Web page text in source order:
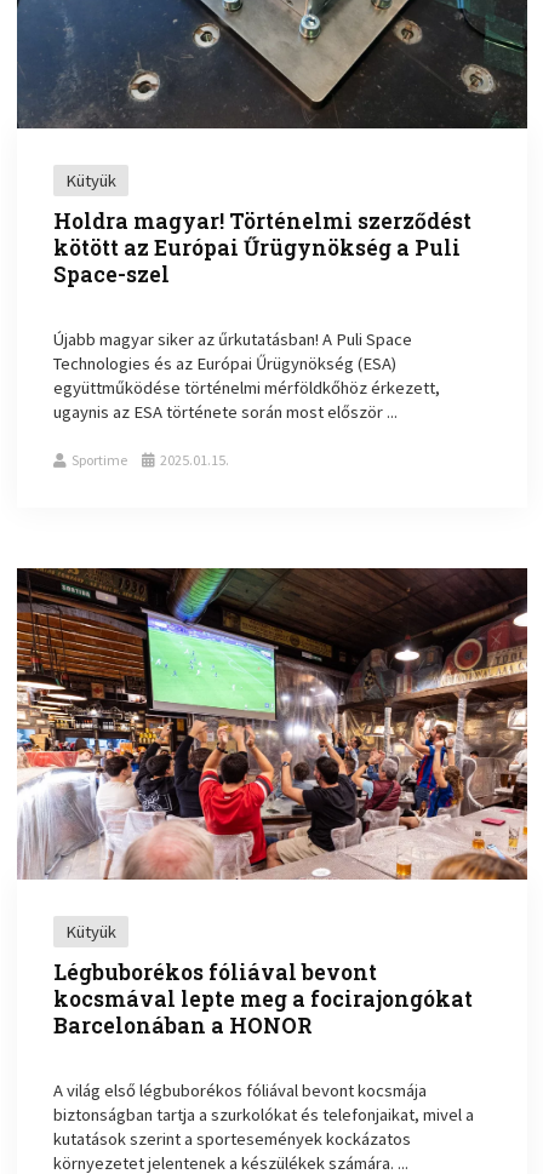
Kütyük
Holdra magyar! Történelmi szerződést
kötött az Európai Űrügynökség a Puli
Space-szel
Újabb magyar siker az űrkutatásban! A Puli Space
Technologies és az Európai Űrügynökség (ESA)
együttműködése történelmi mérföldkőhöz érkezett,
ugaynis az ESA története során most először ...
Sportime 2025.01.15.
Kütyük
Légbuborékos fóliával bevont
kocsmával lepte meg a focirajongókat
Barcelonában a HONOR
A világ első légbuborékos fóliával bevont kocsmája
biztonságban tartja a szurkolókat és telefonjaikat, mivel a
kutatások szerint a sportesemények kockázatos
környezetet jelentenek a készülékek számára. ...